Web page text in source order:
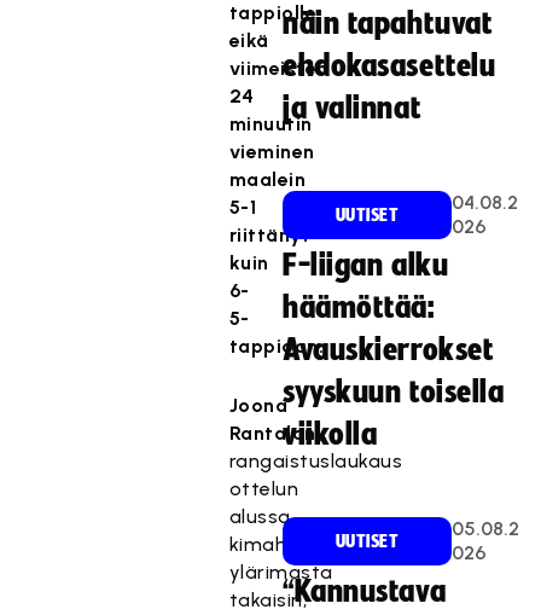
tappiolle
eikä
viimeisten
24
minuutin
vieminen
maalein
5-1
riittänyt
kuin
6-
5-
tappioon.
Joona
Rantalan
rangaistuslaukaus
ottelun
alussa
kimahti
ylärimasta
takaisin,
näin tapahtuvat
ehdokasasettelu
ja valinnat
UUTISET
04.08.2
026
F-liigan alku
häämöttää:
Avauskierrokset
syyskuun toisella
viikolla
UUTISET
05.08.2
026
“Kannustava